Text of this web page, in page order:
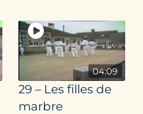
04:09
29 – Les filles de
marbre